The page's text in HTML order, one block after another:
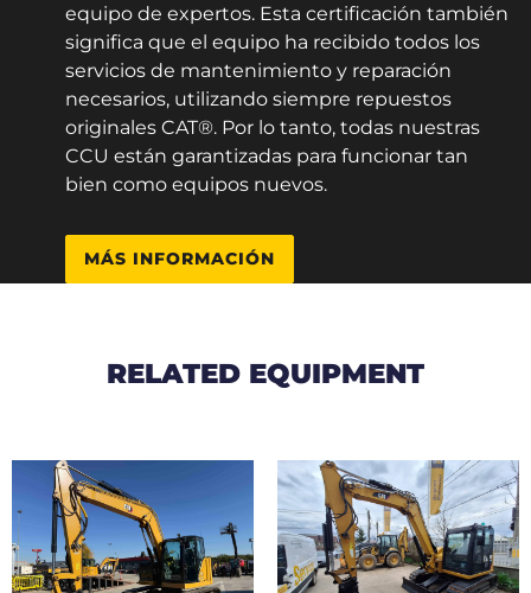
equipo de expertos. Esta certificación también
significa que el equipo ha recibido todos los
servicios de mantenimiento y reparación
necesarios, utilizando siempre repuestos
originales CAT®. Por lo tanto, todas nuestras
CCU están garantizadas para funcionar tan
bien como equipos nuevos.
MÁS INFORMACIÓN
RELATED EQUIPMENT